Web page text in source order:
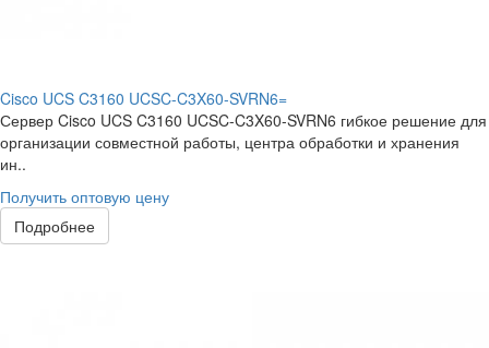
Cisco UCS C3160 UCSC-C3X60-SVRN6=
Сервер Cisco UCS C3160 UCSC-C3X60-SVRN6 гибкое решение для
организации совместной работы, центра обработки и хранения
ин..
Получить оптовую цену
Подробнее